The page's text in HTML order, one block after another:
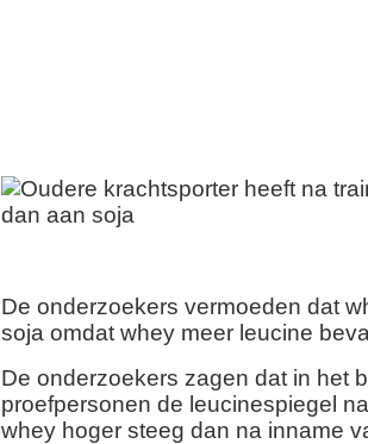
De onderzoekers vermoeden dat
soja omdat whey meer leucine
De onderzoekers zagen dat in het
proefpersonen de leucinespiegel
whey hoger steeg dan na inname